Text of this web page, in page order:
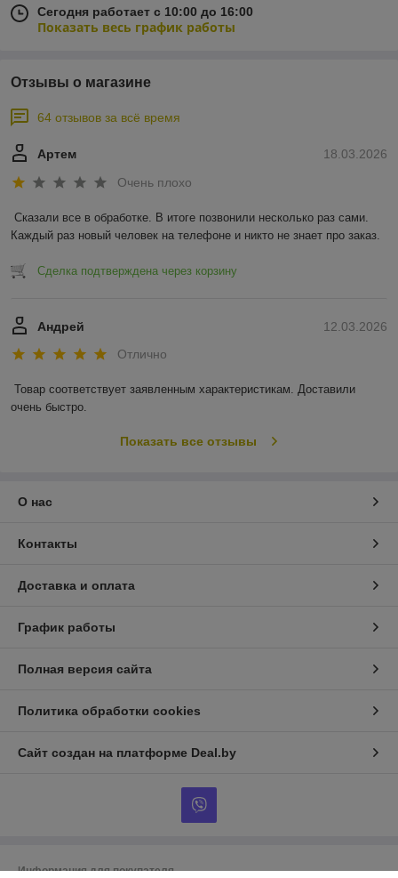
Сегодня работает с 10:00 до 16:00
Показать весь график работы
Отзывы о магазине
64 отзывов за всё время
18.03.2026
Артем
Очень плохо
Сказали все в обработке. В итоге позвонили несколько раз сами.
Каждый раз новый человек на телефоне и никто не знает про заказ.
Сделка подтверждена через корзину
12.03.2026
Андрей
Отлично
Товар соответствует заявленным характеристикам. Доставили
очень быстро.
Показать все отзывы
О нас
Контакты
Доставка и оплата
График работы
Полная версия сайта
Политика обработки cookies
Сайт создан на платформе Deal.by
Информация для покупателя